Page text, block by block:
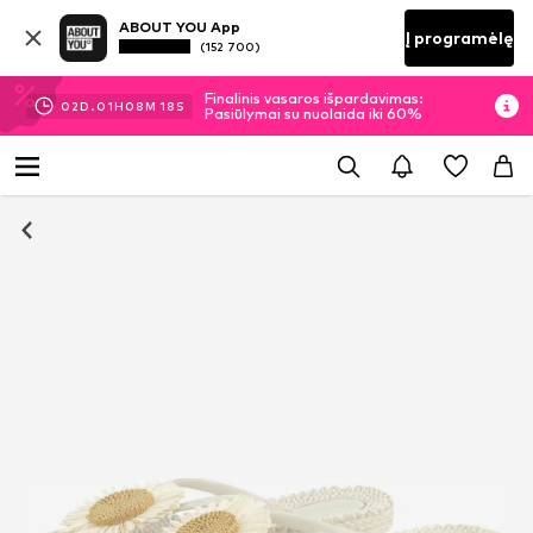
ABOUT YOU App
(152 700) Į programėlę
02D. 01H 08M 18 S
Finalinis vasaros išpardavimas:
Pasiūlymai su nuolaida iki 60%